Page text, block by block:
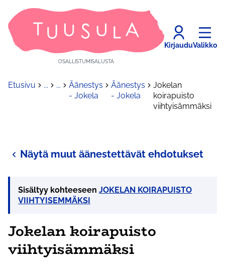
OSALLISTUMISALUSTA
KirjauduValikko
Etusivu ... ...
Äänestys
- Jokela
Äänestys
- Jokela
Jokelan
koirapuisto
viihtyisämmäksi
Näytä muut äänestettävät ehdotukset
Sisältyy kohteeseen JOKELAN KOIRAPUISTO
VIIHTYISEMMÄKSI
Jokelan koirapuisto
viihtyisämmäksi